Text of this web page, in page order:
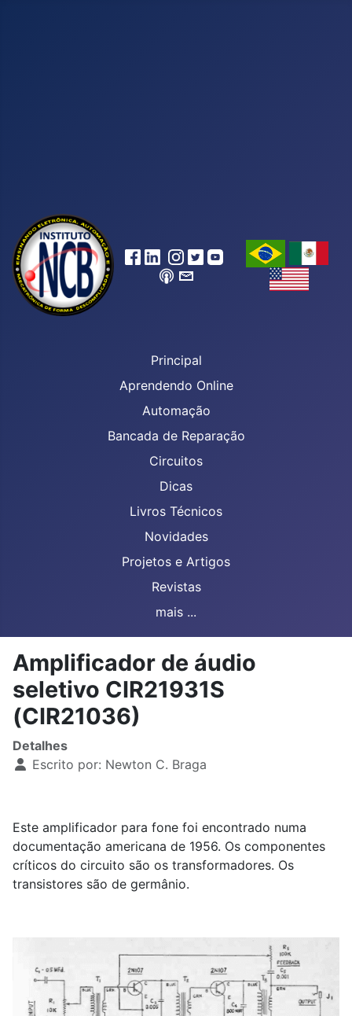
Principal
Aprendendo Online
Automação
Bancada de Reparação
Circuitos
Dicas
Livros Técnicos
Novidades
Projetos e Artigos
Revistas
mais ...
Amplificador de áudio
seletivo CIR21931S
(CIR21036)
Detalhes
Escrito por: Newton C. Braga
Este amplificador para fone foi encontrado numa
documentação americana de 1956. Os componentes
críticos do circuito são os transformadores. Os
transistores são de germânio.